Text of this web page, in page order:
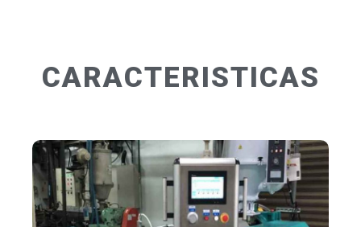
CARACTERISTICAS